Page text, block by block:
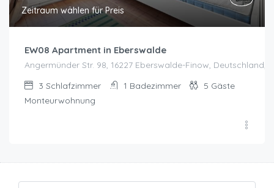
Zeitraum wählen für Preis
EW08 Apartment in Eberswalde
Angermünder Str. 98, 16227 Eberswalde-Finow, Deutschland,
3 Schlafzimmer 1 Badezimmer 5 Gäste
Monteurwohnung